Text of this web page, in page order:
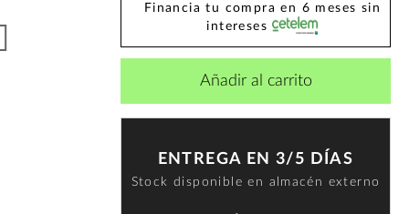
Financia tu compra en 6 meses sin
intereses
Añadir al carrito
ENTREGA EN 3/5 DÍAS
Stock disponible en almacén externo